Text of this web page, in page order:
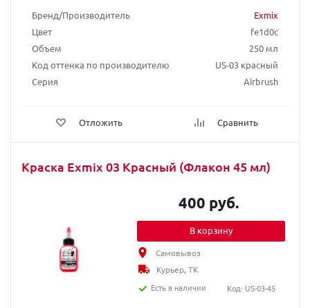
Бренд/Производитель
Exmix
Цвет
fe1d0c
Объем
250 мл
Код оттенка по производителю
US-03 красный
Серия
Airbrush
Отложить Сравнить
Краска Exmix 03 Красный (Флакон 45 мл)
400 руб.
В корзину
Самовывоз
Курьер, ТК
Есть в наличии
Код: US-03-45